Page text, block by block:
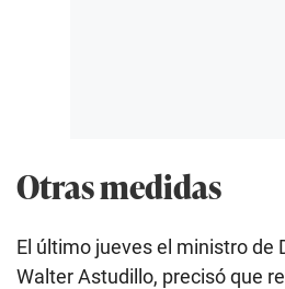
Otras medidas
El último jueves el ministro de
Walter Astudillo, precisó que